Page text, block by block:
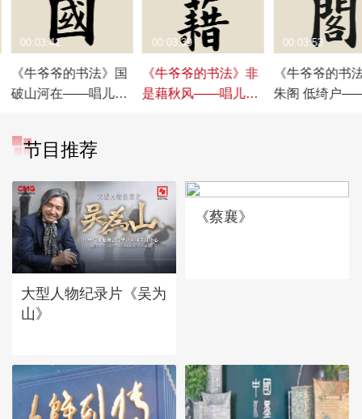
《牛爷爷的书法》国
破山河在——唱儿歌
00:03:41
《牛爷爷的书法》非
是藉秋风——唱儿歌
00:03:39
《牛爷爷的书
朱阁 低绮户
00:03:53
节目推荐
大型人物纪录片《吴为
山》
《蔡襄》